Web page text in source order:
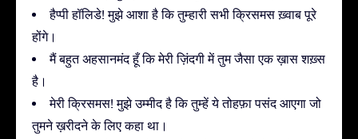
हैप्पी हॉलिडे! मुझे आशा है कि तुम्हारी सभी क्रिसमस ख़्वाब पूरे
होंगे।
मैं बहुत अहसानमंद हूँ कि मेरी ज़िंदगी में तुम जैसा एक ख़ास शख़्स
है।
मेरी क्रिसमस! मुझे उम्मीद है कि तुम्हें ये तोहफ़ा पसंद आएगा जो
तुमने ख़रीदने के लिए कहा था।